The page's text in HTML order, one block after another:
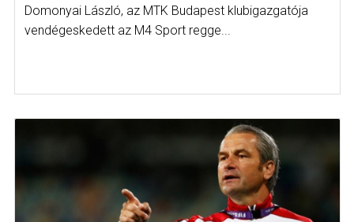
Domonyai László, az MTK Budapest klubigazgatója
vendégeskedett az M4 Sport regge...